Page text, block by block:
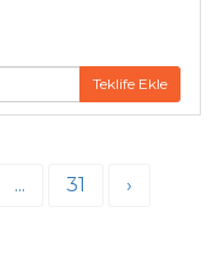
Teklife Ekle
... 31 ›